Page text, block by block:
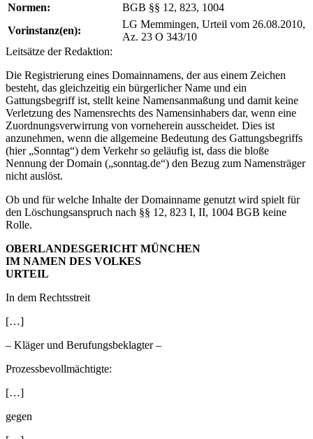
Normen:
BGB §§ 12, 823, 1004
Vorinstanz(en):
LG Memmingen, Urteil vom 26.08.2010,
Az. 23 O 343/10
Leitsätze der Redaktion:
Die Registrierung eines Domainnamens, der aus einem Zeichen
besteht, das gleichzeitig ein bürgerlicher Name und ein
Gattungsbegriff ist, stellt keine Namensanmaßung und damit keine
Verletzung des Namensrechts des Namensinhabers dar, wenn eine
Zuordnungsverwirrung von vorneherein ausscheidet. Dies ist
anzunehmen, wenn die allgemeine Bedeutung des Gattungsbegriffs
(hier „Sonntag“) dem Verkehr so geläufig ist, dass die bloße
Nennung der Domain („sonntag.de“) den Bezug zum Namensträger
nicht auslöst.
Ob und für welche Inhalte der Domainname genutzt wird spielt für
den Löschungsanspruch nach §§ 12, 823 I, II, 1004 BGB keine
Rolle.
OBERLANDESGERICHT MÜNCHEN
IM NAMEN DES VOLKES
URTEIL
In dem Rechtsstreit
[…]
– Kläger und Berufungsbeklagter –
Prozessbevollmächtigte:
[…]
gegen